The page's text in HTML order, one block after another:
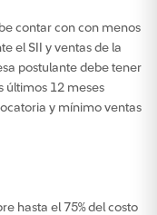
contar con con menos
el SII y ventas de la
postulante debe tener
últimos 12 meses
y mínimo ventas
hasta el 75% del costo